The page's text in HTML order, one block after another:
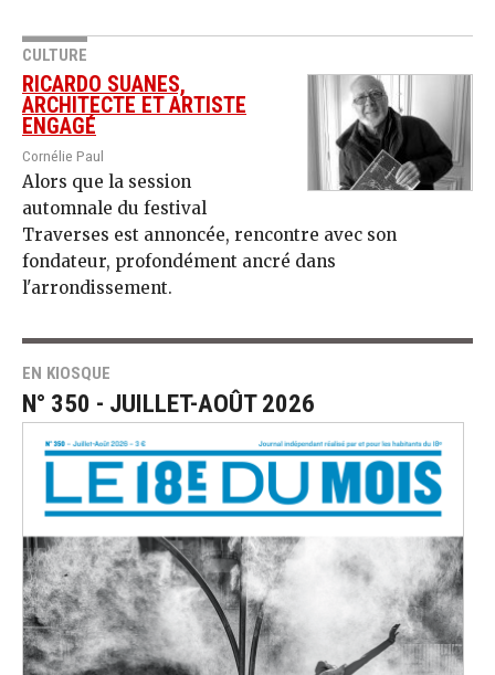
CULTURE
RICARDO SUANES,
ARCHITECTE ET ARTISTE
ENGAGÉ
Cornélie Paul
Alors que la session
automnale du festival
Traverses est annoncée, rencontre avec son
fondateur, profondément ancré dans
l'arrondissement.
EN KIOSQUE
N° 350 - JUILLET-AOÛT 2026